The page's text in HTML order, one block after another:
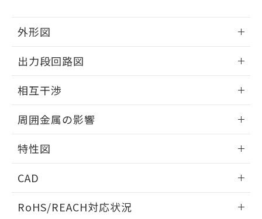
外形図
外形図
出力段回路図
出力段回路図
相互干渉
相互干渉
周囲金属の影響
周囲金属の影響
特性図
検出物体の大きさと材質による影響
CAD
ドすることができます。
RoHS/REACH対応状況
※当社の共同利用者とは、"個人情報
※本証明書は発行日時点で非含有を証明す
るもので、過去に遡って非含有を証明する
ものではありません。
また、RoHS指令のフタル酸エステル類４
物質の対応では、対応完了までの期間は出
荷製品に未対応品が混在することから備考
既に当社にて対応品への在庫切替を完了
していることから、特段のことがない限
り、2022年1月12日より割愛しておりま